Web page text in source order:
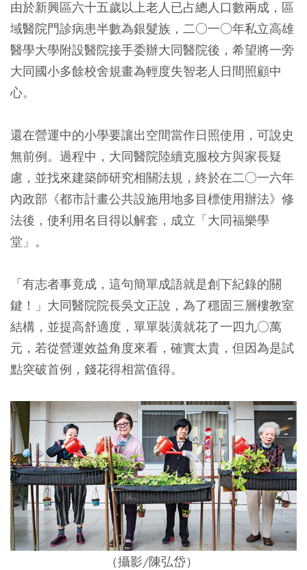
由於新興區六十五歲以上老人已占總人口數兩成，區
域醫院門診病患半數為銀髮族，二○一○年私立高雄
醫學大學附設醫院接手委辦大同醫院後，希望將一旁
大同國小多餘校舍規畫為輕度失智老人日間照顧中
心。
還在營運中的小學要讓出空間當作日照使用，可說史
無前例。過程中，大同醫院陸續克服校方與家長疑
慮，並找來建築師研究相關法規，終於在二○一六年
內政部《都市計畫公共設施用地多目標使用辦法》修
法後，使利用名目得以解套，成立「大同福樂學
堂」。
「有志者事竟成，這句簡單成語就是創下紀錄的關
鍵！」大同醫院院長吳文正說，為了穩固三層樓教室
結構，並提高舒適度，單單裝潢就花了一四九○萬
元，若從營運效益角度來看，確實太貴，但因為是試
點突破首例，錢花得相當值得。
（攝影/陳弘岱）